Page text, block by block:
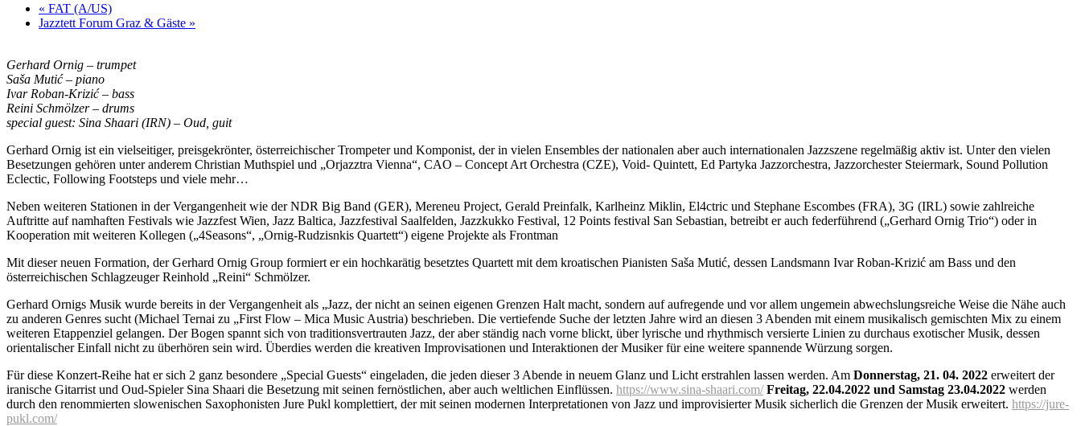
« FAT (A/US)
Jazztett Forum Graz & Gäste »
Gerhard Ornig – trumpet
Saša Mutić – piano
Ivar Roban-Krizić – bass
Reini Schmölzer – drums
special guest: Sina Shaari (IRN) – Oud, guit
Gerhard Ornig ist ein vielseitiger, preisgekrönter, österreichischer Trompeter und Komponist, der in vielen Ensembles der nationalen aber auch internationalen Jazzszene regelmäßig aktiv ist. Unter den vielen
Besetzungen gehören unter anderem Christian Muthspiel und „Orjazztra Vienna“, CAO – Concept Art Orchestra (CZE), Void- Quintett, Ed Partyka Jazzorchestra, Jazzorchester Steiermark, Sound Pollution
Eclectic, Following Footsteps und viele mehr…
Neben weiteren Stationen in der Vergangenheit wie der NDR Big Band (GER), Mereneu Project, Gerald Preinfalk, Karlheinz Miklin, El4ctric und Stephane Escombes (FRA), 3G (IRL) sowie zahlreiche
Auftritte auf namhaften Festivals wie Jazzfest Wien, Jazz Baltica, Jazzfestival Saalfelden, Jazzkukko Festival, 12 Points festival San Sebastian, betreibt er auch federführend („Gerhard Ornig Trio“) oder in
Kooperation mit weiteren Kollegen („4Seasons“, „Ornig-Rudzisnkis Quartett“) eigene Projekte als Frontman
Mit dieser neuen Formation, der Gerhard Ornig Group formiert er ein hochkarätig besetztes Quartett mit dem kroatischen Pianisten Saša Mutić, dessen Landsmann Ivar Roban-Krizić am Bass und den
österreichischen Schlagzeuger Reinhold „Reini“ Schmölzer.
Gerhard Ornigs Musik wurde bereits in der Vergangenheit als „Jazz, der nicht an seinen eigenen Grenzen Halt macht, sondern auf aufregende und vor allem ungemein abwechslungsreiche Weise die Nähe auch
zu anderen Genres sucht (Michael Ternai zu „First Flow – Mica Music Austria) beschrieben. Die vertiefende Suche der letzten Jahre wird an diesen 3 Abenden mit einem musikalisch gemischten Mix zu einem
weiteren Etappenziel gelangen. Der Bogen spannt sich von traditionsvertrauten Jazz, der aber ständig nach vorne blickt, über lyrische und rhythmisch versierte Linien zu durchaus exotischer Musik, dessen
orientalischer Einfall nicht zu überhören sein wird. Überdies werden die kreativen Improvisationen und Interaktionen der Musiker für eine weitere spannende Würzung sorgen.
Für diese Konzert-Reihe hat er sich 2 ganz besondere „Special Guests“ eingeladen, die jeden dieser 3 Abende in neuem Glanz und Licht erstrahlen lassen werden. Am Donnerstag, 21. 04. 2022 erweitert der
iranische Gitarrist und Oud-Spieler Sina Shaari die Besetzung mit seinen fernöstlichen, aber auch weltlichen Einflüssen. https://www.sina-shaari.com/ Freitag, 22.04.2022 und Samstag 23.04.2022 werden
durch den renommierten slowenischen Saxophonisten Jure Pukl komplettiert, der mit seinen modernen Interpretationen von Jazz und improvisierter Musik sicherlich die Grenzen der Musik erweitert. https://jure-
pukl.com/